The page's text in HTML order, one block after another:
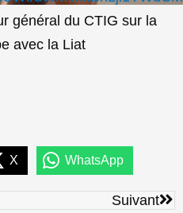
général du CTIG sur la
avec la Liat
X WhatsApp
Suivant